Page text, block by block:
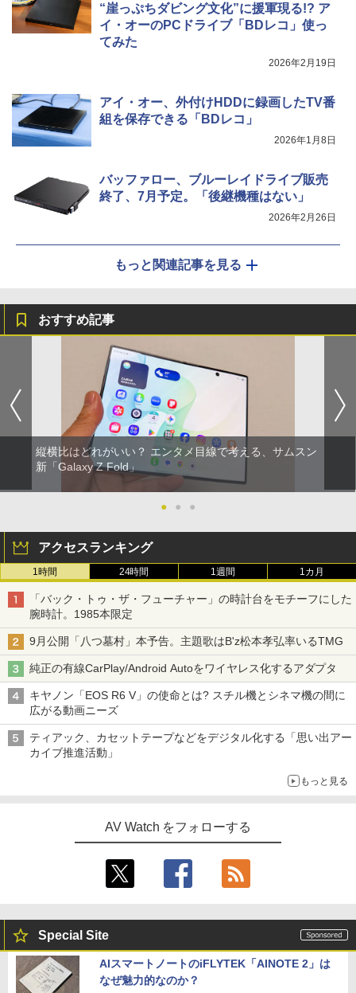
“崖っぷちダビング文化”に援軍現る!? ア
イ・オーのPCドライブ「BDレコ」使っ
てみた
2026年2月19日
アイ・オー、外付けHDDに録画したTV番
組を保存できる「BDレコ」
2026年1月8日
バッファロー、ブルーレイドライブ販売
終了、7月予定。「後継機種はない」
2026年2月26日
もっと関連記事を見る
おすすめ記事
縦横比はどれがいい？ エンタメ目線で考える、サムスン
新「Galaxy Z Fold」
● ● ●
アクセスランキング
1時間 24時間 1週間 1カ月
「バック・トゥ・ザ・フューチャー」の時計台をモチーフにした
腕時計。1985本限定
9月公開「八つ墓村」本予告。主題歌はB'z松本孝弘率いるTMG
純正の有線CarPlay/Android Autoをワイヤレス化するアダプタ
キヤノン「EOS R6 V」の使命とは? スチル機とシネマ機の間に
広がる動画ニーズ
ティアック、カセットテープなどをデジタル化する「思い出アー
カイブ推進活動」
もっと見る
AV Watch をフォローする
Special Site
AIスマートノートのiFLYTEK「AINOTE 2」は
なぜ魅力的なのか？